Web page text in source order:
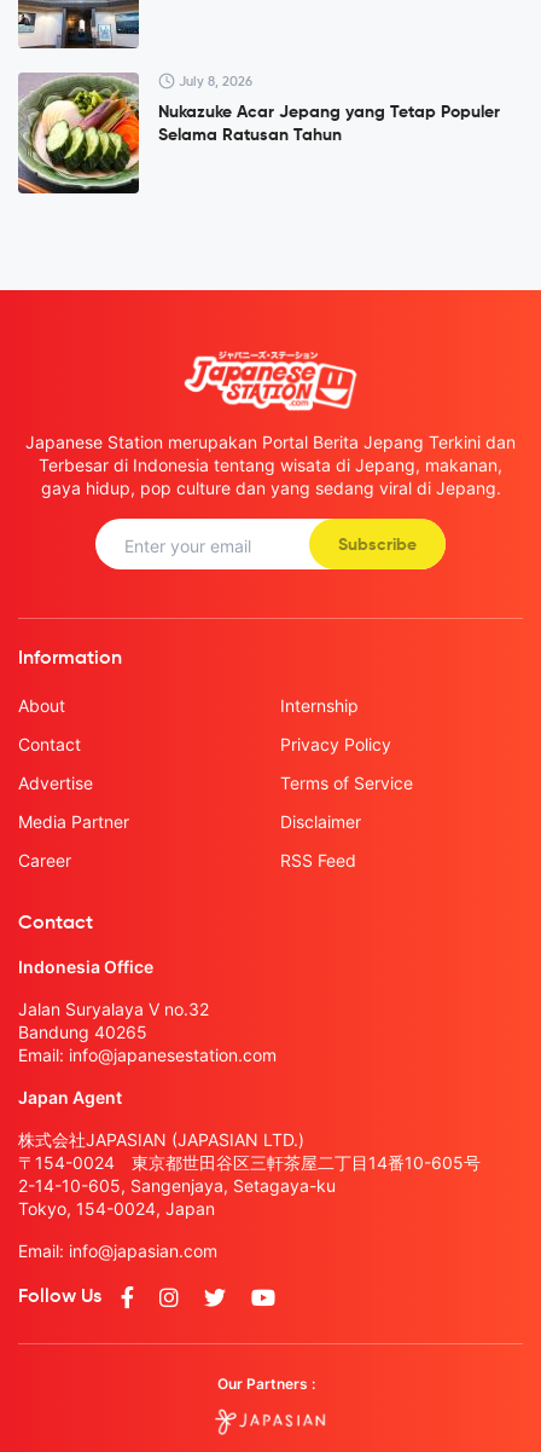
July 8, 2026
Nukazuke Acar Jepang yang Tetap Populer
Selama Ratusan Tahun
Japanese Station merupakan Portal Berita Jepang Terkini dan
Terbesar di Indonesia tentang wisata di Jepang, makanan,
gaya hidup, pop culture dan yang sedang viral di Jepang.
Subscribe
Information
About
Contact
Advertise
Media Partner
Career
Internship
Privacy Policy
Terms of Service
Disclaimer
RSS Feed
Contact
Indonesia Office
Jalan Suryalaya V no.32
Bandung 40265
Email: info@japanesestation.com
Japan Agent
株式会社JAPASIAN (JAPASIAN LTD.)
〒154-0024 東京都世田谷区三軒茶屋二丁目14番10-605号
2-14-10-605, Sangenjaya, Setagaya-ku
Tokyo, 154-0024, Japan
Email: info@japasian.com
Follow Us
Our Partners :